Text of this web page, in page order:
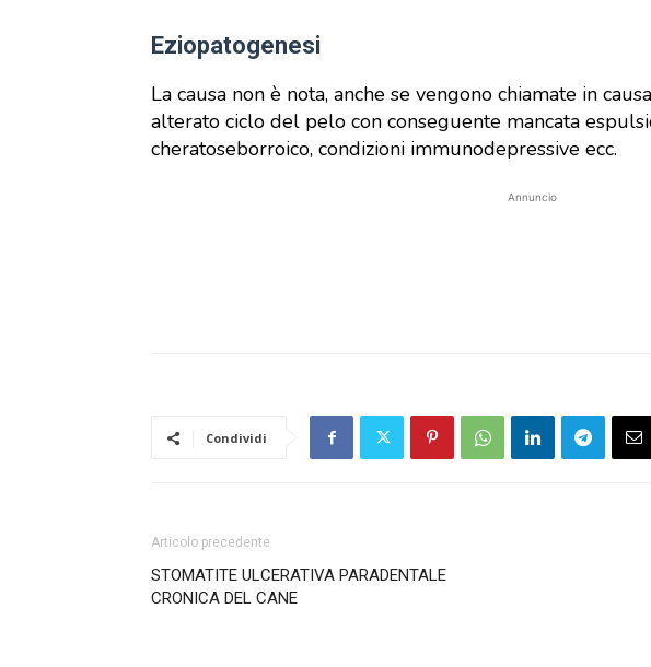
Eziopatogenesi
La causa non è nota, anche se vengono chiamate in
alterato ciclo del pelo con conseguente mancata
cheratoseborroico, condizioni immunodepressive ecc.
Annuncio
Condividi
Articolo precedente
STOMATITE ULCERATIVA PARADENTALE
CRONICA DEL CANE